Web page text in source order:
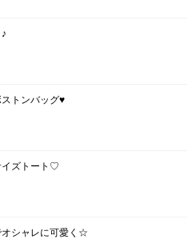
トンバッグ♥
イズトート♡
シャレに可愛く☆